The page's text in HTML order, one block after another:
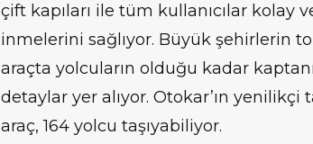
çift kapıları ile tüm kullanıcılar kolay
inmelerini sağlıyor. Büyük şehirlerin
araçta yolcuların olduğu kadar
detaylar yer alıyor. Otokar’ın yenilikçi
araç, 164 yolcu taşıyabiliyor.